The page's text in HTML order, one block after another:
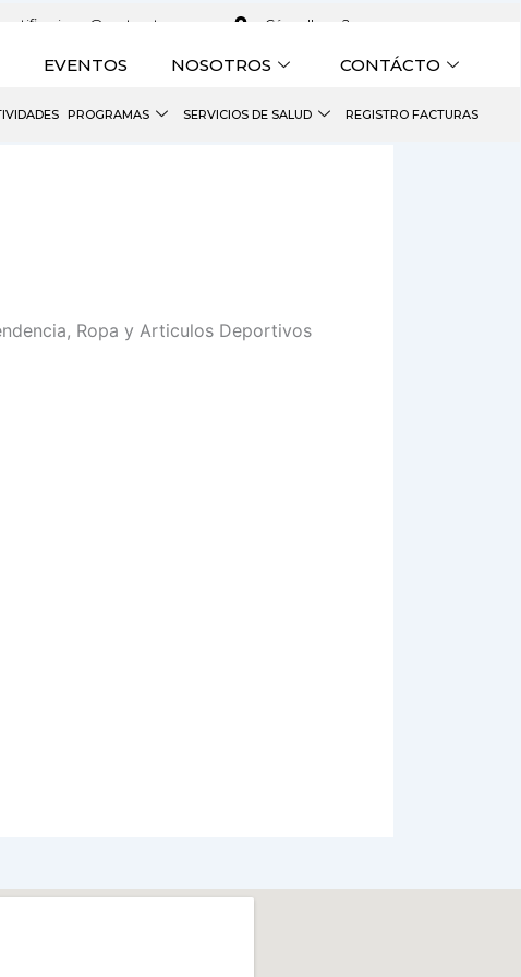
notificaciones@venturaterreros.com ¿Cómo llegar?
EVENTOS NOSOTROS CONTÁCTO
PROGRAMAS SERVICIOS DE SALUD REGISTRO FACTURAS
Ropa y Articulos Deportivos